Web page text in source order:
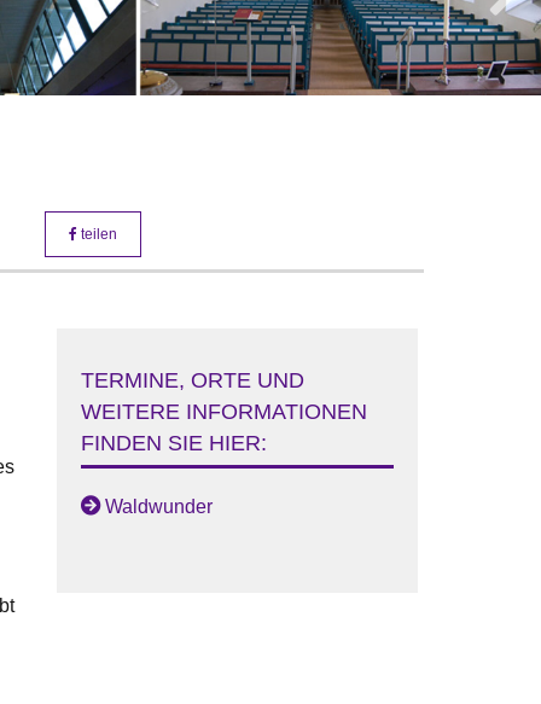
teilen
TERMINE, ORTE UND
WEITERE INFORMATIONEN
FINDEN SIE HIER:
Waldwunder